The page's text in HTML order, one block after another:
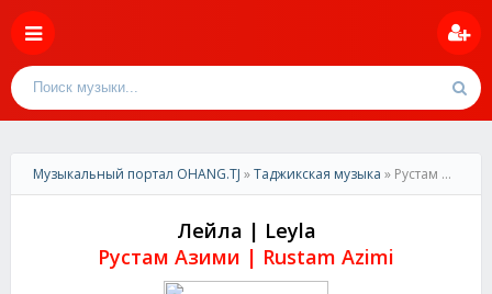
Музыкальный портал OHANG.TJ »Таджикская музыка » Рустам Азими-Лейла | Rustam Azimi-Layla
Лейла | Leyla
Рустам Азими | Rustam Azimi